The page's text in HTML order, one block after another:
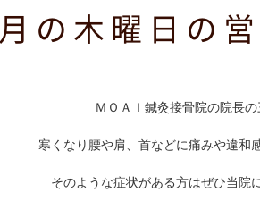
の木曜日の
ＭＯＡＩ鍼灸接骨院の院長の
寒くなり腰や肩、首などに痛みや違和
そのような症状がある方はぜひ当院